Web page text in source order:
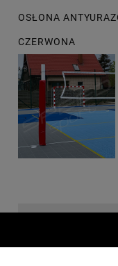
OSŁONA
CZERWONA